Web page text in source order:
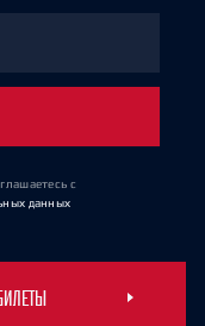
с
данных